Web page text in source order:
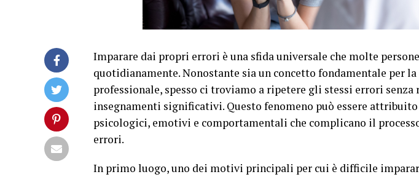
Imparare dai propri errori è una sfida universale che molte
quotidianamente. Nonostante sia un concetto fondamentale per la
professionale, spesso ci troviamo a ripetere gli stessi errori senza
insegnamenti significativi. Questo fenomeno può essere
psicologici, emotivi e comportamentali che complicano il
errori.
In primo luogo, uno dei motivi principali per cui è difficile